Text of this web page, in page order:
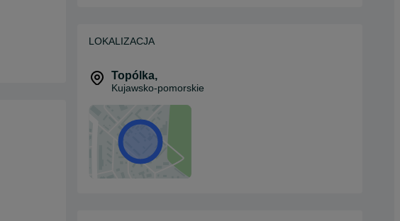
LOKALIZACJA
Topólka,
Kujawsko-pomorskie